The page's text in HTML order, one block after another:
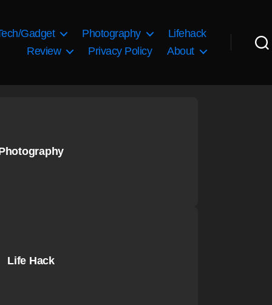
Gadget Photography
Lifehack
Review
Privacy Policy About
Life Hack